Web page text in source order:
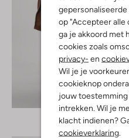
op "Accepteer alle
ga je akkoord met
cookies zoals
privacy- en
Wil je je
cookieknop
jouw
intrekken. Wil je
klacht indienen?
cookieverklaring.
Ontdek de look